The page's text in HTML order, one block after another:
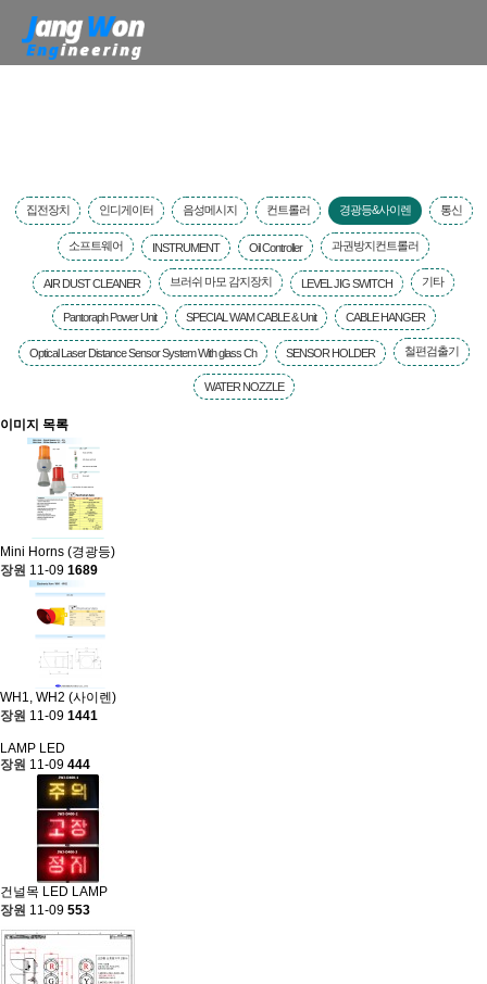
집전장치 인디게이터 음성메시지 컨트롤러 경광등&사이렌 통신
소프트웨어 INSTRUMENT Oil Controller 과권방지컨트롤러
AIR DUST CLEANER 브러쉬 마모 감지장치 LEVEL JIG SWITCH 기타
Pantoraph Power Unit SPECIAL WAM CABLE & Unit CABLE HANGER
Optical Laser Distance Sensor System With glass Ch SENSOR HOLDER 철편검출기
WATER NOZZLE
이미지 목록
Mini Horns (경광등)
장원 11-09 1689
WH1, WH2 (사이렌)
장원 11-09 1441
LAMP LED
장원 11-09 444
건널목 LED LAMP
장원 11-09 553